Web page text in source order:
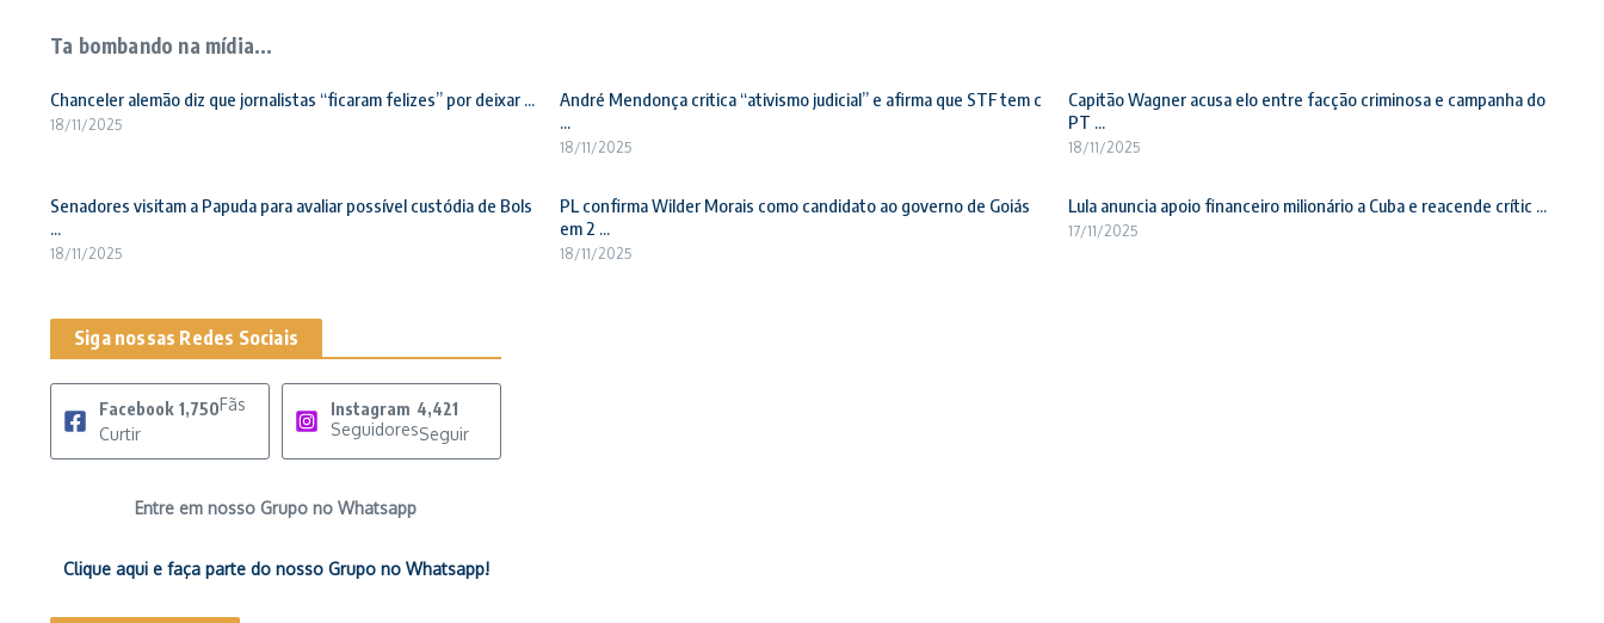
Ta bombando na mídia...
Chanceler alemão diz que jornalistas “ficaram felizes” por deixar ...
18/11/2025
André Mendonça critica “ativismo judicial” e afirma que STF tem c
...
18/11/2025
Capitão Wagner acusa elo entre facção criminosa e campanha do
PT ...
18/11/2025
Senadores visitam a Papuda para avaliar possível custódia de Bols
...
18/11/2025
PL confirma Wilder Morais como candidato ao governo de Goiás
em 2 ...
18/11/2025
Lula anuncia apoio financeiro milionário a Cuba e reacende crític ...
17/11/2025
Siga nossas Redes Sociais
Facebook 1,750Fãs
Curtir
Instagram 4,421
SeguidoresSeguir
Entre em nosso Grupo no Whatsapp
Clique aqui e faça parte do nosso Grupo no Whatsapp!